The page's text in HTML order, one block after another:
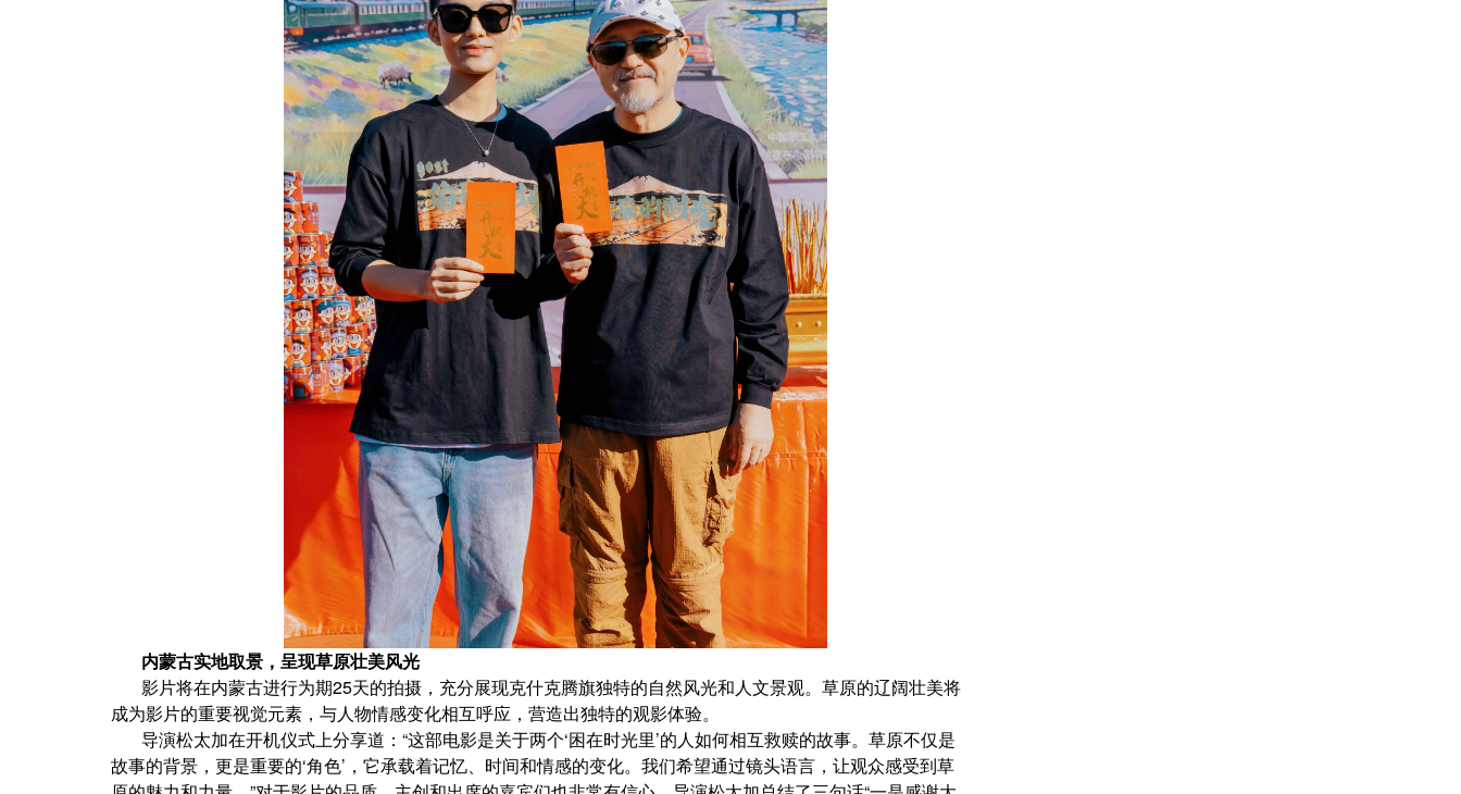
内蒙古实地取景，呈现草原壮美风光
影片将在内蒙古进行为期25天的拍摄，充分展现克什克腾旗独特的自然风光和人文景观。草原的辽阔壮美将
成为影片的重要视觉元素，与人物情感变化相互呼应，营造出独特的观影体验。
导演松太加在开机仪式上分享道：“这部电影是关于两个‘困在时光里’的人如何相互救赎的故事。草原不仅是
故事的背景，更是重要的‘角色’，它承载着记忆、时间和情感的变化。我们希望通过镜头语言，让观众感受到草